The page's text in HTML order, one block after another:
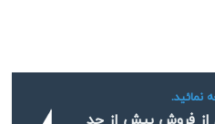
نمائید.